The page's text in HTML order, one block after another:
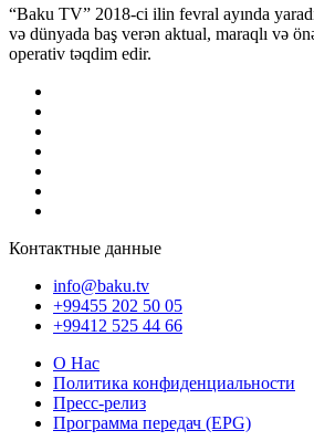
“Baku TV” 2018-ci ilin fevral ayında
və dünyada baş verən aktual, maraqlı və
operativ təqdim edir.
Контактные данные
info@baku.tv
+99455 202 50 05
+99412 525 44 66
О Нас
Политика конфиденциальности
Пресс-релиз
Программа передач (EPG)